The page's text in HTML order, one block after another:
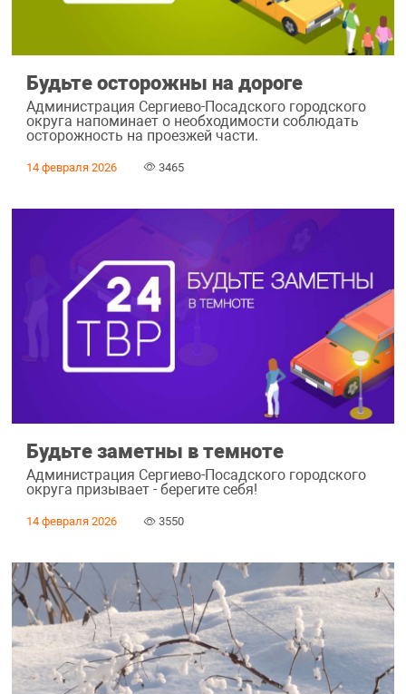
Будьте осторожны на дороге
Администрация Сергиево-Посадского городского
округа напоминает о необходимости соблюдать
осторожность на проезжей части.
14 февраля 2026 3465
Будьте заметны в темноте
Администрация Сергиево-Посадского городского
округа призывает - берегите себя!
14 февраля 2026 3550